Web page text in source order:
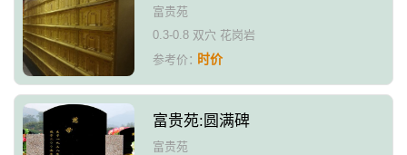
富贵苑
0.3-0.8 双穴 花岗岩
参考价：时价
富贵苑:圆满碑
富贵苑